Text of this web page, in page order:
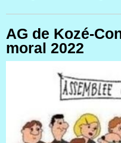
AG de Kozé-
moral 2022